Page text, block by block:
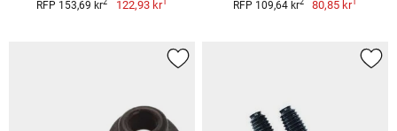
RFP 153,69 kr2 122,93 kr RFP 109,64 kr2 80,85 kr